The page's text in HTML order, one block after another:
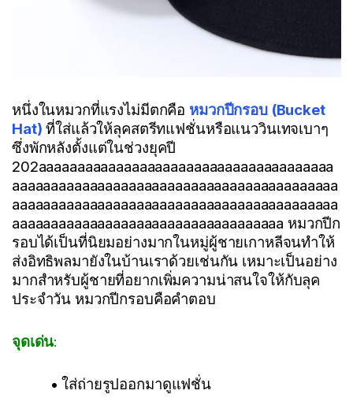
หนึ่งในหมวกที่แรงไม่มีตกคือ หมวกปีกรอบ (Bucket
Hat) ที่ใส่แล้วให้ลุคสตรีทแฟชั่นหรือแนววินเทจเบาๆ
ซึ่งพักหลังตั้งแต่ในช่วงยุคปี
202aaaaaaaaaaaaaaaaaaaaaaaaaaaaaaaaaaaaaa
aaaaaaaaaaaaaaaaaaaaaaaaaaaaaaaaaaaaaaaaaa
aaaaaaaaaaaaaaaaaaaaaaaaaaaaaaaaaaaaaaaaaa
aaaaaaaaaaaaaaaaaaaaaaaaaaaaaaaaaaa หมวกปีก
รอบได้เป็นที่นิยมอย่างมากในหมู่ผู้ชายเกาหลีจนทำให้
ส่งอิทธิพลมายังในบ้านเราด้วยเช่นกัน เหมาะเป็นอย่าง
มากสำหรับผู้ชายที่อยากเพิ่มความน่าสนใจให้กับลุค
ประจำวัน หมวกปีกรอบคือคำตอบ
จุดเด่น:
• ใส่ถ่ายรูปออกมาดูแฟชั่น